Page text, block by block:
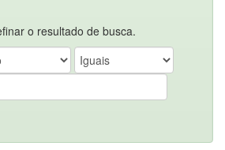
o resultado de busca.